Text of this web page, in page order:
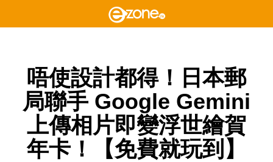
唔使設計都得！日本郵
局聯手 Google Gemini
上傳相片即變浮世繪賀
年卡！【免費就玩到】